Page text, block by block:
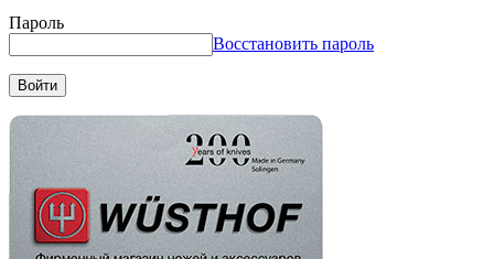
Пароль
Восстановить пароль
Войти